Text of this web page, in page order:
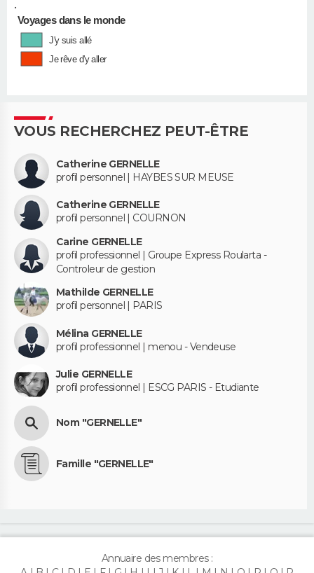
•
Voyages dans le monde
J'y suis allé
Je rêve d'y aller
VOUS RECHERCHEZ PEUT-ÊTRE
Catherine GERNELLE
profil personnel | HAYBES SUR MEUSE
Catherine GERNELLE
profil personnel | COURNON
Carine GERNELLE
profil professionnel | Groupe Express Roularta -
Controleur de gestion
Mathilde GERNELLE
profil personnel | PARIS
Mélina GERNELLE
profil professionnel | menou - Vendeuse
Julie GERNELLE
profil professionnel | ESCG PARIS - Etudiante
Nom "GERNELLE"
Famille "GERNELLE"
Annuaire des membres :